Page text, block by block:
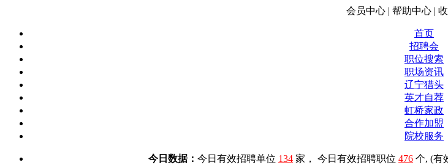
会员中心 | 帮助中心 |
首页
招聘会
职位搜索
职场资讯
辽宁猎头
英才自荐
虹桥家政
合作加盟
院校服务
今日数据： 今日有效招聘单位 134 家， 今日有效招聘职位 476 个, (有